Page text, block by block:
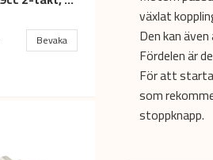
Bevaka
växlat
Den kan
Fördelen är
För att
som
stoppknapp.